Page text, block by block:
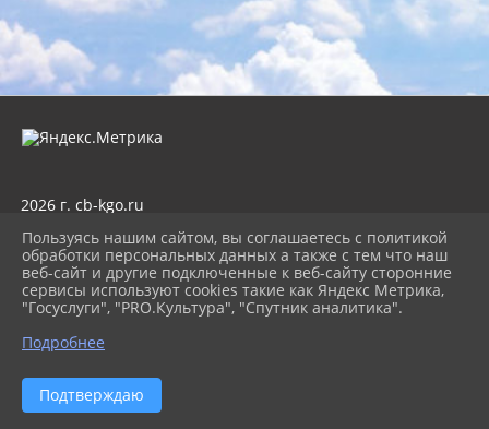
2026 г. cb-kgo.ru
Карта сайта
Политика обработки персональных данных
Сделано на KubCMS
Разработка и поддержка
Пользуясь нашим сайтом, вы соглашаетесь с политикой
обработки персональных данных а также с тем что наш
веб-сайт и другие подключенные к веб-сайту сторонние
сервисы используют cookies такие как Яндекс Метрика,
"Госуслуги", "PRO.Культура", "Спутник аналитика".
Подробнее
Подтверждаю